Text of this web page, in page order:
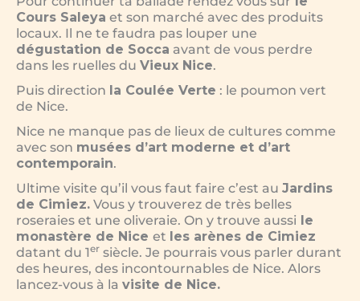
Cours Saleya et son marché avec des produits
locaux. Il ne te faudra pas louper une
dégustation de Socca avant de vous perdre
dans les ruelles du Vieux Nice.
Puis direction la Coulée Verte : le poumon vert
de Nice.
Nice ne manque pas de lieux de cultures comme
avec son musées d’art moderne et d’art
contemporain.
Ultime visite qu’il vous faut faire c’est au Jardins
de Cimiez. Vous y trouverez de très belles
roseraies et une oliveraie. On y trouve aussi le
monastère de Nice et les arènes de Cimiez
datant du 1er siècle. Je pourrais vous parler durant
des heures, des incontournables de Nice. Alors
lancez-vous à la visite de Nice.